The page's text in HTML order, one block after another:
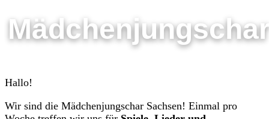
Hallo!
Wir sind die Mädchenjungschar Sachsen! Einmal pro